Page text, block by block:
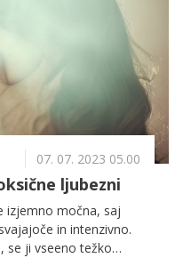
ko nas
lahko povsem
tudi mi nekoč z
par, ki smo ga
je to uspelo, da se še
ki jo lahko
v naglici hitimo po
07. 07. 2023 05.00
ljubezni
izjemno močna, saj
in intenzivno.
se ji vseeno težko